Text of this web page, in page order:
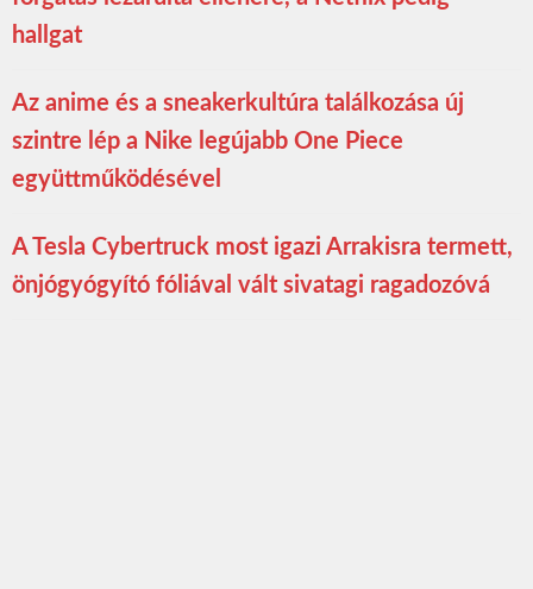
hallgat
Az anime és a sneakerkultúra találkozása új
szintre lép a Nike legújabb One Piece
együttműködésével
A Tesla Cybertruck most igazi Arrakisra termett,
önjógyógyító fóliával vált sivatagi ragadozóvá